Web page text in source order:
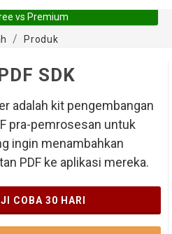
vs Premium
Produk
SDK
adalah kit pengembangan
pra-pemrosesan untuk
ingin menambahkan
PDF ke aplikasi mereka.
COBA 30 HARI